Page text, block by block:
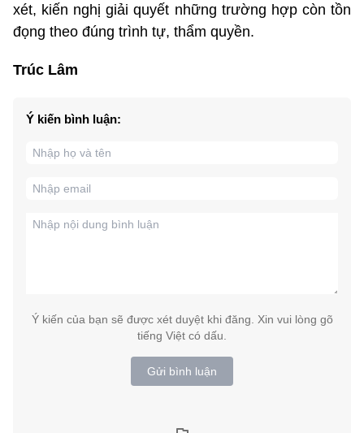
xét, kiến nghị giải quyết những trường hợp còn tồn
đọng theo đúng trình tự, thẩm quyền.
Trúc Lâm
Ý kiến bình luận:
Ý kiến của bạn sẽ được xét duyệt khi đăng. Xin vui lòng gõ
tiếng Việt có dấu.
Gửi bình luận